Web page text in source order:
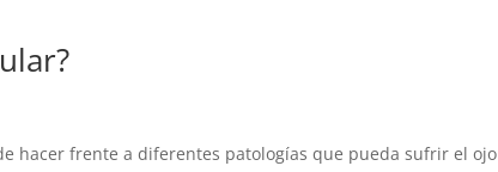
hacer frente a diferentes patologías que pueda sufrir el ojo